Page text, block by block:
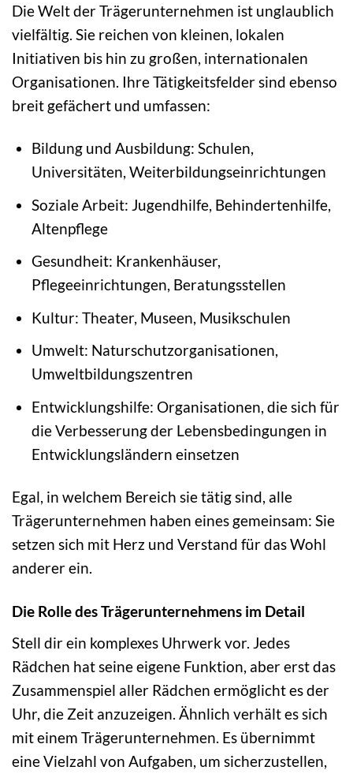
Die Welt der Trägerunternehmen ist unglaublich
vielfältig. Sie reichen von kleinen, lokalen
Initiativen bis hin zu großen, internationalen
Organisationen. Ihre Tätigkeitsfelder sind ebenso
breit gefächert und umfassen:
Bildung und Ausbildung: Schulen,
Universitäten, Weiterbildungseinrichtungen
Soziale Arbeit: Jugendhilfe, Behindertenhilfe,
Altenpflege
Gesundheit: Krankenhäuser,
Pflegeeinrichtungen, Beratungsstellen
Kultur: Theater, Museen, Musikschulen
Umwelt: Naturschutzorganisationen,
Umweltbildungszentren
Entwicklungshilfe: Organisationen, die sich für
die Verbesserung der Lebensbedingungen in
Entwicklungsländern einsetzen
Egal, in welchem Bereich sie tätig sind, alle
Trägerunternehmen haben eines gemeinsam: Sie
setzen sich mit Herz und Verstand für das Wohl
anderer ein.
Die Rolle des Trägerunternehmens im Detail
Stell dir ein komplexes Uhrwerk vor. Jedes
Rädchen hat seine eigene Funktion, aber erst das
Zusammenspiel aller Rädchen ermöglicht es der
Uhr, die Zeit anzuzeigen. Ähnlich verhält es sich
mit einem Trägerunternehmen. Es übernimmt
eine Vielzahl von Aufgaben, um sicherzustellen,